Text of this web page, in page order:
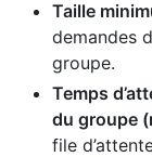
Taille
demandes
groupe.
Temps
du groupe
file